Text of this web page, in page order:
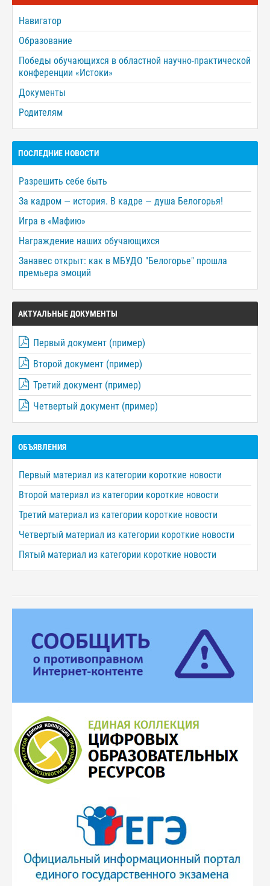
Навигатор
Образование
Победы обучающихся в областной научно-практической
конференции «Истоки»
Документы
Родителям
ПОСЛЕДНИЕ НОВОСТИ
Разрешить себе быть
За кадром — история. В кадре — душа Белогорья!
Игра в «Мафию»
Награждение наших обучающихся
Занавес открыт: как в МБУДО "Белогорье" прошла
премьера эмоций
АКТУАЛЬНЫЕ ДОКУМЕНТЫ
Первый документ (пример)
Второй документ (пример)
Третий документ (пример)
Четвертый документ (пример)
ОБЪЯВЛЕНИЯ
Первый материал из категории короткие новости
Второй материал из категории короткие новости
Третий материал из категории короткие новости
Четвертый материал из категории короткие новости
Пятый материал из категории короткие новости